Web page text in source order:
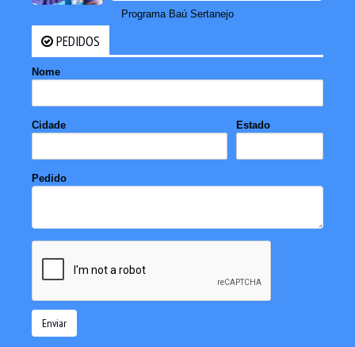
Programa Baú Sertanejo
PEDIDOS
Nome
Cidade Estado
Pedido
Enviar